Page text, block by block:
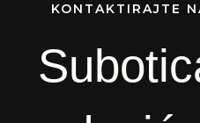
KONTAKTIRAJTE